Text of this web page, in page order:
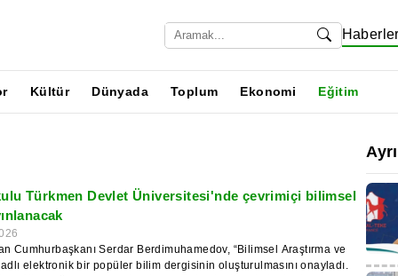
Haberler
Kültür Dünyada Toplum Ekonomi Eğitim
Türkmen Devlet Üniversitesi'nde çevrimiçi bilimsel
Cumhurbaşkanı Serdar Berdimuhamedov, “Bilimsel Araştırma ve
elektronik bir popüler bilim dergisinin oluşturulmasını onayladı.